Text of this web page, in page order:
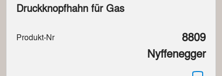
Druckknopfhahn für Gas
Produkt-Nr
8809
Nyffenegger